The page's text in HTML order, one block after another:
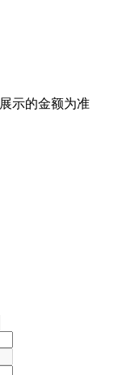
示的金额为准